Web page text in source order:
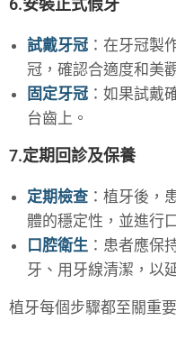
試戴牙冠 ：在牙冠製
冠，確認合適度和美
固定牙冠 ：如果試戴
台齒上。
7.定期回診及保養
定期檢查 ：植牙後，
體的穩定性，並進行
口腔衛生 ：患者應保
牙、用牙線清潔，以
植牙每個步驟都至關重